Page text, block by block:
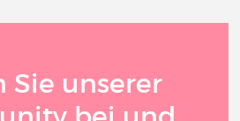
Sie unserer